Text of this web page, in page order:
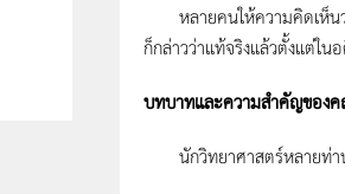
หลายคนให้ความคิดเห็นว่
ก็กล่าวว่าแท้จริงแล้วตั้งแต่
บทบาทและความสำคัญของ
นักวิทยาศาสตร์หลายท่าน